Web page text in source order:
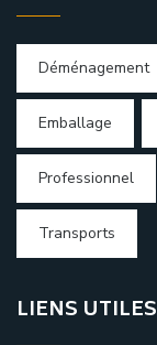
Déménagement
Emballage
Professionnel
Transports
LIENS UTILES